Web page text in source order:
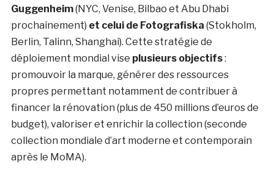
Guggenheim(NYC, Venise, Bilbao et Abu Dhabi
prochainement) et celui de Fotografiska (Stokholm,
Berlin, Talinn, Shanghai). Cette stratégie de
déploiement mondial vise plusieurs objectifs:
promouvoir la marque, générer des ressources
propres permettant notamment de contribuer à
financer la rénovation (plus de 450 millions d’euros de
budget), valoriser et enrichir la collection (seconde
collection mondiale d’art moderne et contemporain
après le MoMA).